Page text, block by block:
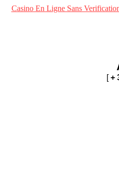
Casino En Ligne Sans
[+